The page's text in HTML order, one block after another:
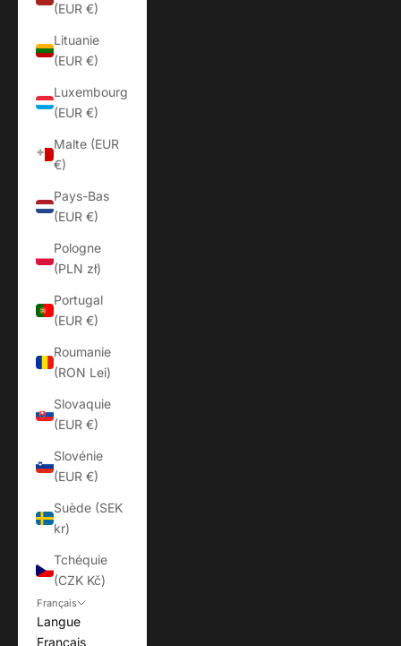
(EUR €)
Lituanie
(EUR €)
Luxembourg
(EUR €)
Malte (EUR
€)
Pays-Bas
(EUR €)
Pologne
(PLN zł)
Portugal
(EUR €)
Roumanie
(RON Lei)
Slovaquie
(EUR €)
Slovénie
(EUR €)
Suède (SEK
kr)
Tchéquie
(CZK Kč)
Français
Langue
Français